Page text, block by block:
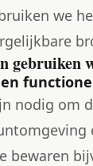
we
gebruiken
nodig om
bewaren